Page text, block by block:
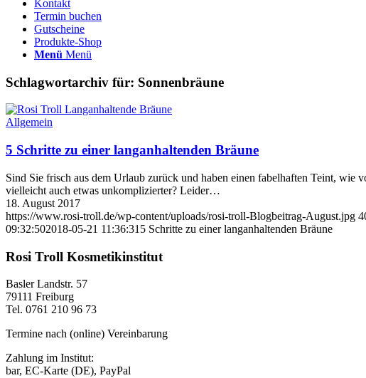
Kontakt
Termin buchen
Gutscheine
Produkte-Shop
Menü Menü
Schlagwortarchiv für: Sonnenbräune
Allgemein
5 Schritte zu einer langanhaltenden Bräune
Sind Sie frisch aus dem Urlaub zurück und haben einen fabelhaften Teint, wie
vielleicht auch etwas unkomplizierter? Leider…
18. August 2017
https://www.rosi-troll.de/wp-content/uploads/rosi-troll-Blogbeitrag-August.jpg
09:32:502018-05-21 11:36:31 5 Schritte zu einer langanhaltenden Bräune
Rosi Troll Kosmetikinstitut
Basler Landstr. 57
79111 Freiburg
Tel. 0761 210 96 73
Termine nach (online) Vereinbarung
Zahlung im Institut:
bar, EC-Karte (DE), PayPal